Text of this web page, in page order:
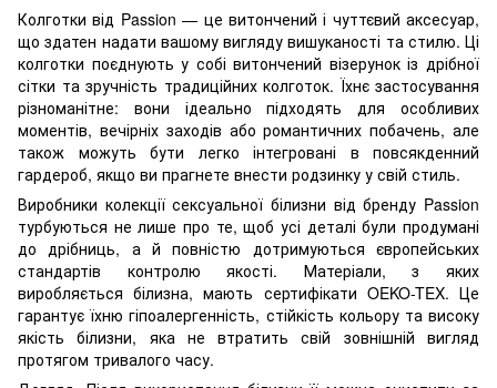
Колготки від Passion — це витончений і чуттєвий аксесуар,
що здатен надати вашому вигляду вишуканості та стилю. Ці
колготки поєднують у собі витончений візерунок із дрібної
сітки та зручність традиційних колготок. Їхнє застосування
різноманітне: вони ідеально підходять для особливих
моментів, вечірніх заходів або романтичних побачень, але
також можуть бути легко інтегровані в повсякденний
гардероб, якщо ви прагнете внести родзинку у свій стиль.
Виробники колекції сексуальної білизни від бренду Passion
турбуються не лише про те, щоб усі деталі були продумані
до дрібниць, а й повністю дотримуються європейських
стандартів контролю якості. Матеріали, з яких
виробляється білизна, мають сертифікати OEKO-TEX. Це
гарантує їхню гіпоалергенність, стійкість кольору та високу
якість білизни, яка не втратить свій зовнішній вигляд
протягом тривалого часу.